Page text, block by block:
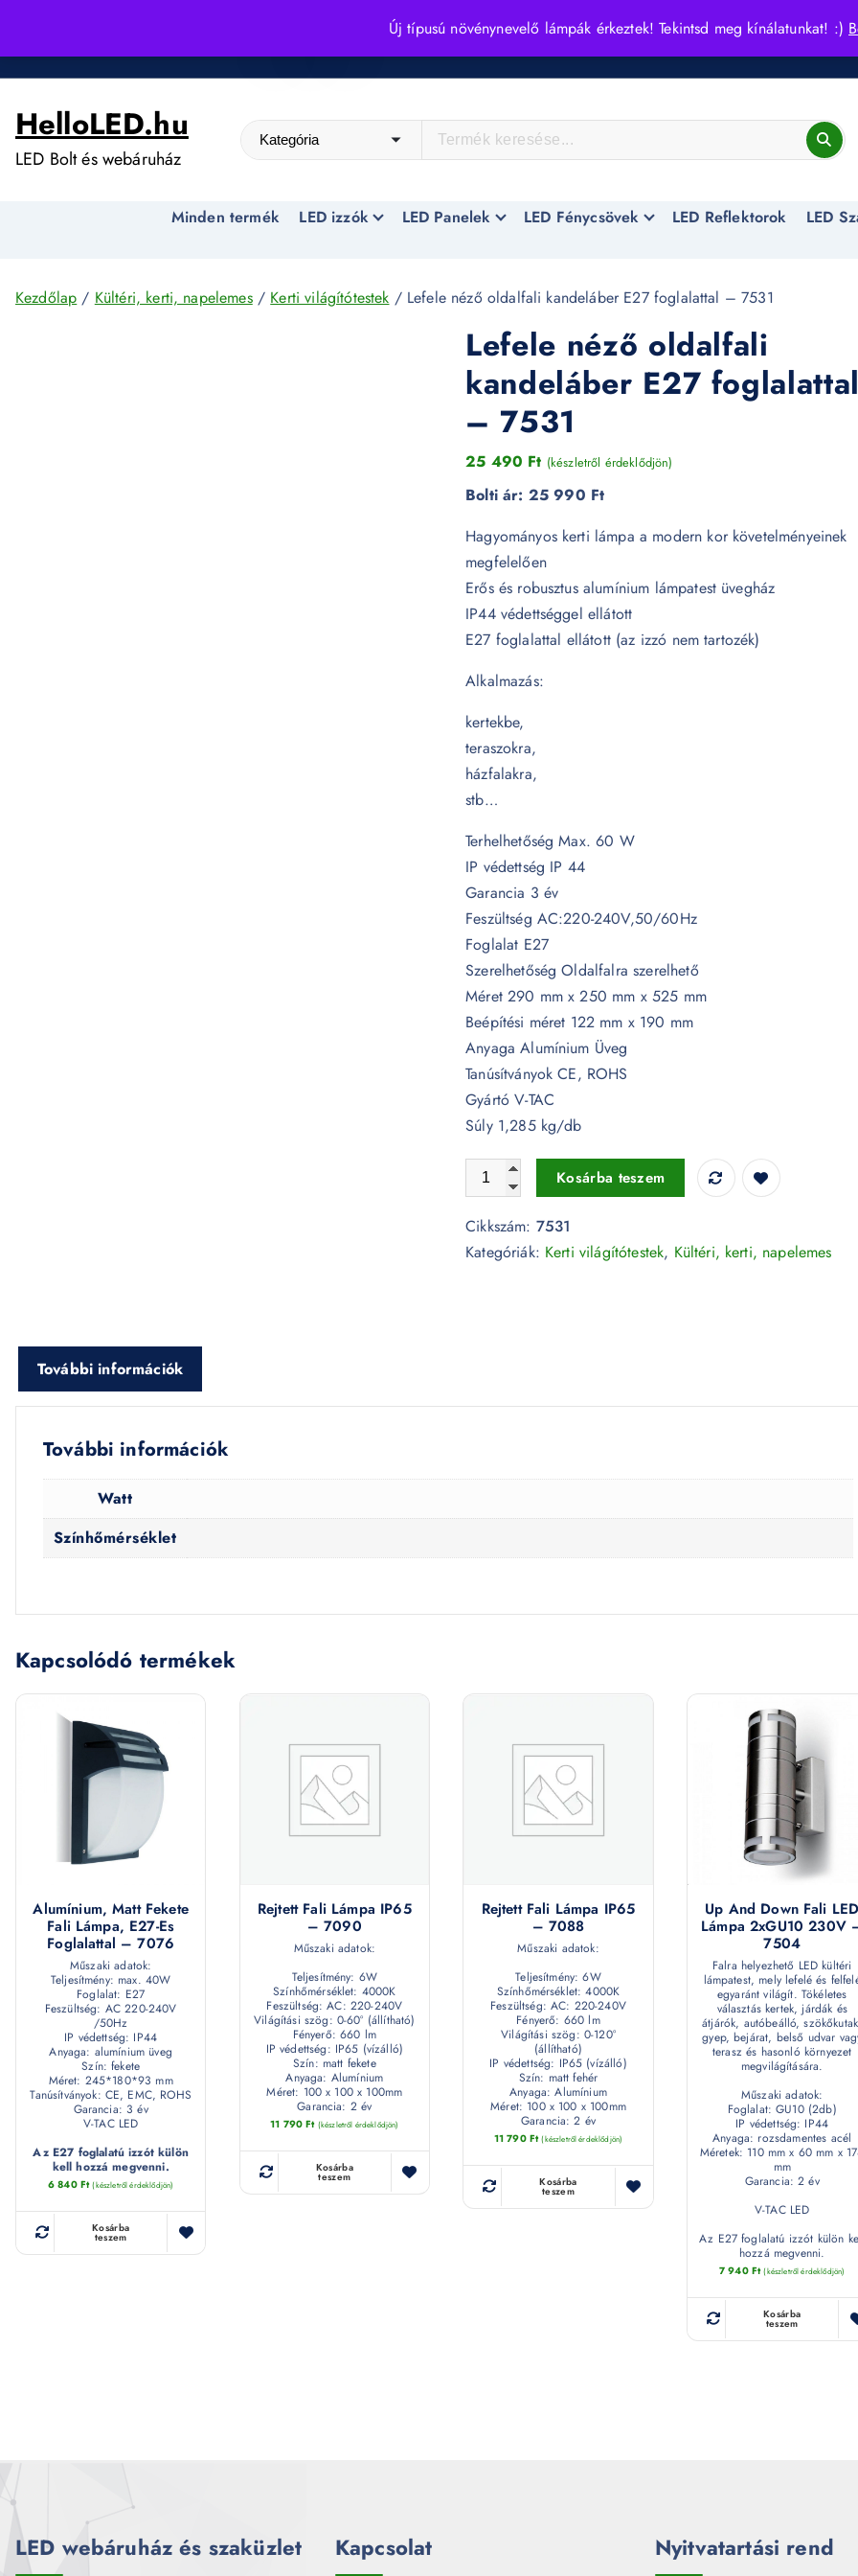
Új típusú növénynevelő lámpák érkeztek! Tekintsd meg kínálatunkat! :)
i
HelloLED.hu
LED Bolt és webáruház
Minden termék LED izzók LED Panelek LED Fénycsövek LED Reflektorok LED
Kezdőlap / Kültéri, kerti, napelemes/ Kerti világítótestek / Lefele néző oldalfali kandeláber E27 foglalattal – 7531
Lefele néző oldalfali
kandeláber E27 foglalattal
– 7531
25 490 Ft (készletről érdeklődjön)
Bolti ár: 25 990 Ft
Hagyományos kerti lámpa a modern kor követelményeinek
megfelelően
Erős és robusztus alumínium lámpatest üvegház
IP44 védettséggel ellátott
E27 foglalattal ellátott (az izzó nem tartozék)
Alkalmazás:
kertekbe,
teraszokra,
házfalakra,
stb…
Terhelhetőség Max. 60 W
IP védettség IP 44
Garancia 3 év
Feszültség AC:220-240V,50/60Hz
Foglalat E27
Szerelhetőség Oldalfalra szerelhető
Méret 290 mm x 250 mm x 525 mm
Beépítési méret 122 mm x 190 mm
Anyaga Alumínium Üveg
Tanúsítványok CE, ROHS
Gyártó V-TAC
Súly 1,285 kg/db
Lefele néző oldalfali kandeláber E27 foglalattal - 7531
Kosárba teszem
Cikkszám: 7531
Kategóriák: Kerti világítótestek, Kültéri, kerti, napelemes
További információk
További információk
Watt
Színhőmérséklet
Kapcsolódó termékek
Alumínium, Matt Fekete
Fali Lámpa, E27-Es
Foglalattal – 7076
Műszaki adatok:
Teljesítmény: max. 40W
Foglalat: E27
Feszültség: AC 220-240V
/50Hz
IP védettség: IP44
Anyaga: alumínium üveg
Szín: fekete
Méret: 245*180*93 mm
Tanúsítványok: CE, EMC, ROHS
Garancia: 3 év
V-TAC LED
Az E27 foglalatú izzót külön
kell hozzá megvenni.
6 840 Ft (készletről érdeklődjön)
Kosárba
teszem
Rejtett Fali Lámpa IP65
– 7090
Műszaki adatok:
Teljesítmény: 6W
Színhőmérséklet: 4000K
Feszültség: AC: 220-240V
Világítási szög: 0-60° (állítható)
Fényerő: 660 lm
IP védettség: IP65 (vízálló)
Szín: matt fekete
Anyaga: Alumínium
Méret: 100 x 100 x 100mm
Garancia: 2 év
11 790Ft (készletről érdeklődjön)
Kosárba
teszem
Rejtett Fali Lámpa IP65
– 7088
Műszaki adatok:
Teljesítmény: 6W
Színhőmérséklet: 4000K
Feszültség: AC: 220-240V
Fényerő: 660 lm
Világítási szög: 0-120°
(állítható)
IP védettség: IP65 (vízálló)
Szín: matt fehér
Anyaga: Alumínium
Méret: 100 x 100 x 100mm
Garancia: 2 év
11 790 Ft (készletről érdeklődjön)
Kosárba
teszem
Up And Down Fali LED
Lámpa 2xGU10 230V
7504
Falra helyezhető LED kültéri
lámpatest, mely lefelé és
egyaránt világít. Tökéletes
választás kertek, járdák és
átjárók, autóbeálló,
gyep, bejárat, belső udvar
terasz és hasonló környezet
megvilágítására.
Műszaki adatok:
Foglalat: GU10 (2db)
IP védettség: IP44
Anyaga: rozsdamentes acél
Méretek: 110 mm x 60 mm x
mm
Garancia: 2 év
V-TAC LED
Az E27 foglalatú izzót külön
hozzá megvenni.
7 940 Ft (készletről érdeklődjön)
Kosárba
teszem
LED webáruház és szaküzlet Kapcsolat Nyitvatartási rend